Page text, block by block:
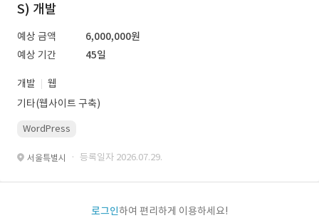
S) 개발
예상 금액
6,000,000원
예상 기간
45일
개발
웹
기타(웹사이트 구축)
WordPress
서울특별시 · 등록일자 2026.07.29.
로그인하여 편리하게 이용하세요!